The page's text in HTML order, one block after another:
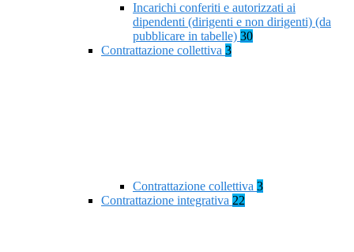
Incarichi conferiti e autorizzati ai
dipendenti (dirigenti e non dirigenti) (da
pubblicare in tabelle) 30
Contrattazione collettiva 3
Contrattazione collettiva 3
Contrattazione integrativa 22